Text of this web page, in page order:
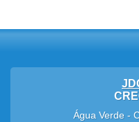
Água Verde -